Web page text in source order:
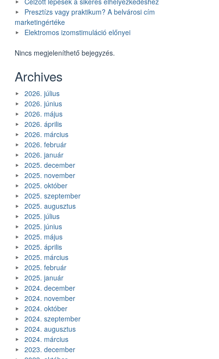
Presztízs vagy praktikum? A belvárosi cím
marketingértéke
Elektromos izomstimuláció előnyei
Nincs megjeleníthető bejegyzés.
Archives
2026. július
2026. június
2026. május
2026. április
2026. március
2026. február
2026. január
2025. december
2025. november
2025. október
2025. szeptember
2025. augusztus
2025. július
2025. június
2025. május
2025. április
2025. március
2025. február
2025. január
2024. december
2024. november
2024. október
2024. szeptember
2024. augusztus
2024. március
2023. december